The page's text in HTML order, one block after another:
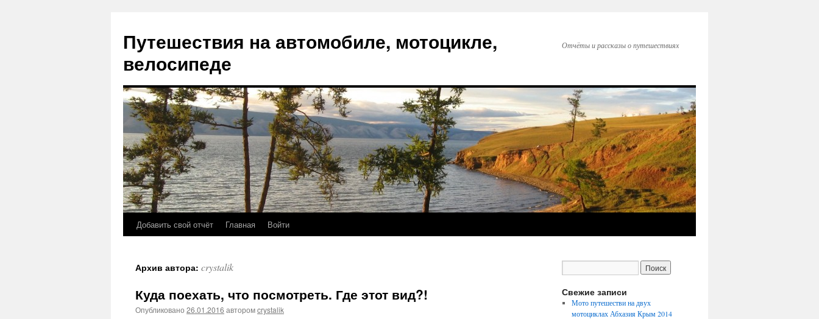
Путешествия на автомобиле, мотоцикле,
велосипеде
Отчёты и рассказы о путешествиях
Перейти
содержимому
Добавить свой отчёт Главная Войти
Архив автора: crystalik
Куда поехать, что посмотреть. Где этот вид?!
Опубликовано 26.01.2016 авторомcrystalik
Свежие записи
Мото путешестви на двух
мотоциклах Абхазия Крым 2014